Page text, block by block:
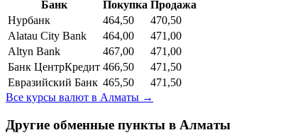
Банк Покупка Продажа
Нурбанк
464,50
470,50
Alatau City Bank
464,00
471,00
Altyn Bank
467,00
471,00
Банк ЦентрКредит 466,50
471,50
Евразийский Банк 465,50
471,50
Все курсы валют в Алматы →
Другие обменные пункты в Алматы